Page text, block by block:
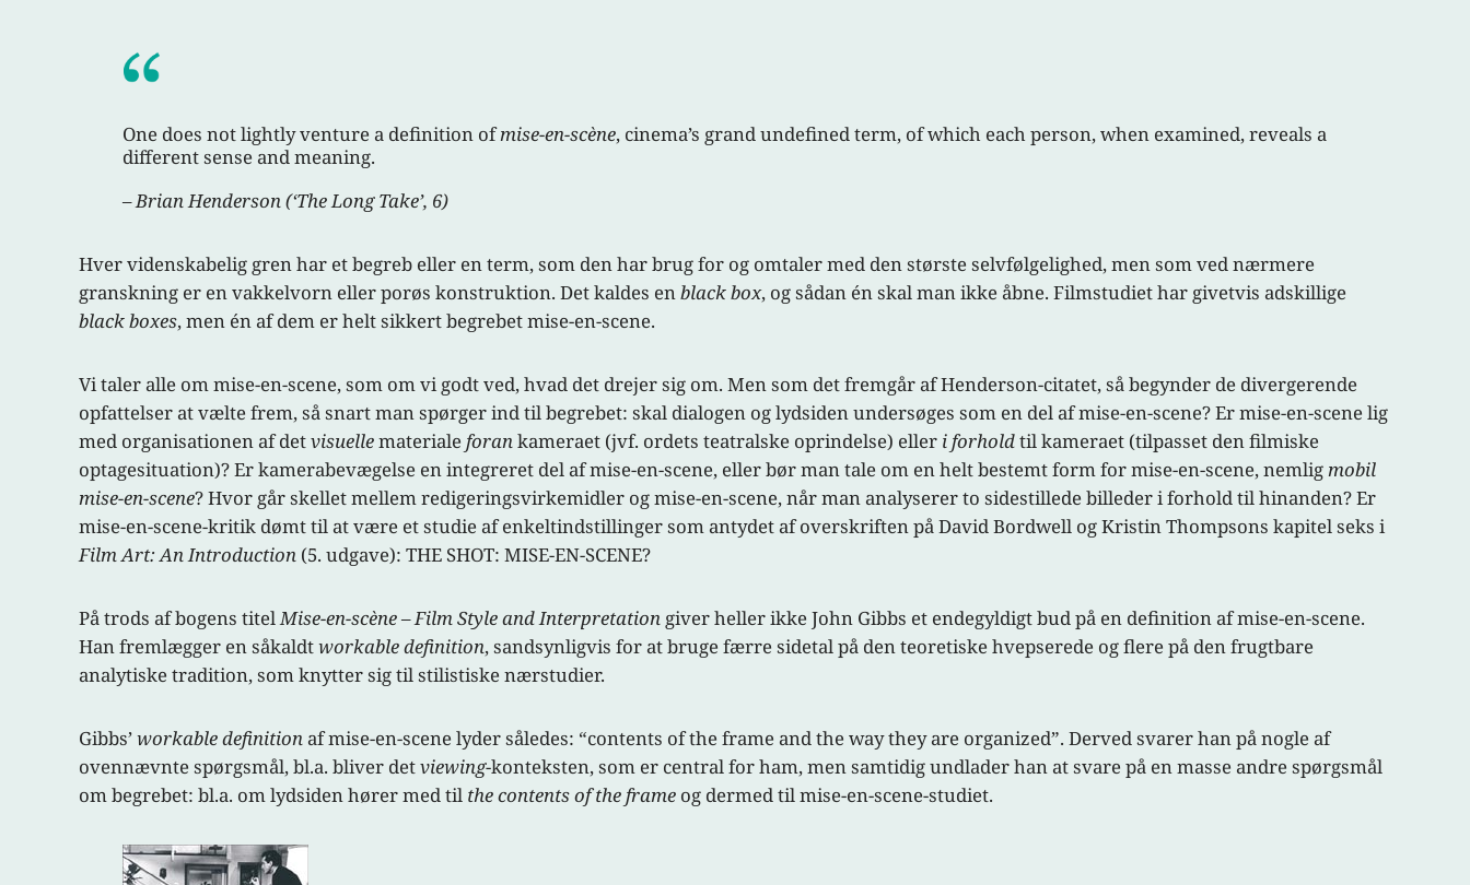
One does not lightly venture a definition ofmise-en-scène, cinema’s grand undefined term, of which each person, when examined, reveals a
different sense and meaning.
– Brian Henderson (‘The Long Take’, 6)
Hver videnskabelig gren har et begreb eller en term, som den har brug for og omtaler med den største selvfølgelighed, men som ved nærmere
granskning er en vakkelvorn eller porøs konstruktion. Det kaldes en black box, og sådan én skal man ikke åbne. Filmstudiet har givetvis adskillige
black boxes, men én af dem er helt sikkert begrebet mise-en-scene.
Vi taler alle om mise-en-scene, som om vi godt ved, hvad det drejer sig om. Men som det fremgår af Henderson-citatet, så begynder de divergerende
opfattelser at vælte frem, så snart man spørger ind til begrebet: skal dialogen og lydsiden undersøges som en del af mise-en-scene? Er mise-en-scene lig
med organisationen af detvisuellemateriale foran kameraet (jvf. ordets teatralske oprindelse) eller i forholdtil kameraet (tilpasset den filmiske
optagesituation)? Er kamerabevægelse en integreret del af mise-en-scene, eller bør man tale om en helt bestemt form for mise-en-scene, nemlig mobil
mise-en-scene? Hvor går skellet mellem redigeringsvirkemidler og mise-en-scene, når man analyserer to sidestillede billeder i forhold til hinanden? Er
mise-en-scene-kritik dømt til at være et studie af enkeltindstillinger som antydet af overskriften på David Bordwell og Kristin Thompsons kapitel seks i
Film Art: An Introduction (5. udgave): THE SHOT: MISE-EN-SCENE?
På trods af bogens titel Mise-en-scène – Film Style and Interpretation giver heller ikke John Gibbs et endegyldigt bud på en definition af mise-en-scene.
Han fremlægger en såkaldtworkable definition, sandsynligvis for at bruge færre sidetal på den teoretiske hvepserede og flere på den frugtbare
analytiske tradition, som knytter sig til stilistiske nærstudier.
Gibbs’workable definition af mise-en-scene lyder således: “contents of the frame and the way they are organized”. Derved svarer han på nogle af
ovennævnte spørgsmål, bl.a. bliver detviewing-konteksten, som er central for ham, men samtidig undlader han at svare på en masse andre spørgsmål
om begrebet: bl.a. om lydsiden hører med til the contents of the frame og dermed til mise-en-scene-studiet.